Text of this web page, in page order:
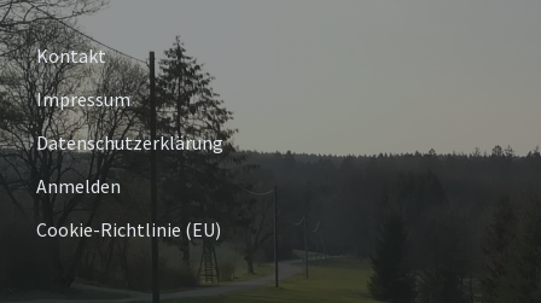
Kontakt
Impressum
Datenschutzerklärung
Anmelden
Cookie-Richtlinie (EU)